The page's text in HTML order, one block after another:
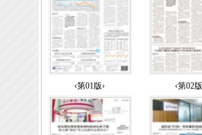
‹第01版› ‹第02